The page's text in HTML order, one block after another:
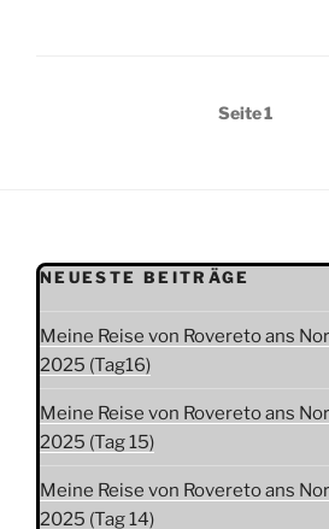
Seitennummerierung
Seite1
NEUESTE BEITRÄGE
Meine Reise von Rovereto ans
2025 (Tag16)
Meine Reise von Rovereto ans
2025 (Tag 15)
Meine Reise von Rovereto ans
2025 (Tag 14)